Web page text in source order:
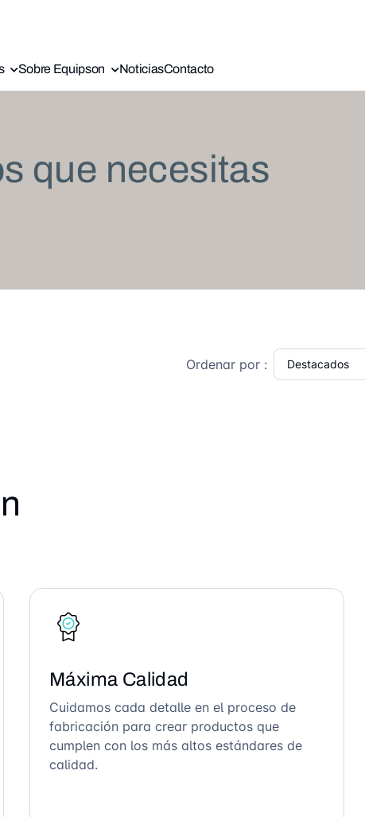
Sobre Equipson NoticiasContacto
que necesitas
Ordenar por :
Máxima Calidad
Cuidamos cada detalle en el proceso de
fabricación para crear productos que
cumplen con los más altos estándares de
calidad.